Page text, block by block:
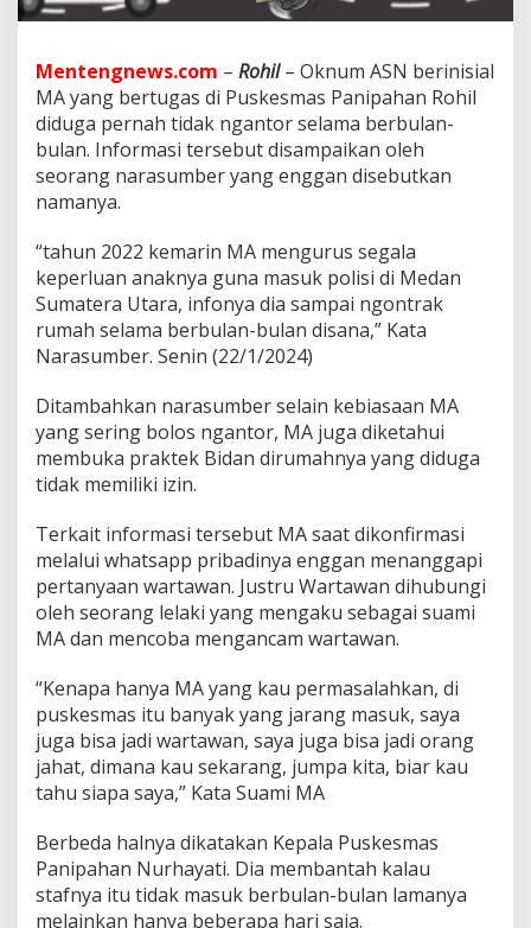
P
n
i
p
a
h
a
h
i
l
S
e
r
n
g
B
s
N
g
n
t
r
Mentengnews.com – Rohil– Oknum ASN berinisial
MA yang bertugas di Puskesmas Panipahan Rohil
diduga pernah tidak ngantor selama berbulan-
bulan. Informasi tersebut disampaikan oleh
seorang narasumber yang enggan disebutkan
namanya.
“tahun 2022 kemarin MA mengurus segala
keperluan anaknya guna masuk polisi di Medan
Sumatera Utara, infonya dia sampai ngontrak
rumah selama berbulan-bulan disana,” Kata
Narasumber. Senin (22/1/2024)
Ditambahkan narasumber selain kebiasaan MA
yang sering bolos ngantor, MA juga diketahui
membuka praktek Bidan dirumahnya yang diduga
tidak memiliki izin.
Terkait informasi tersebut MA saat dikonfirmasi
melalui whatsapp pribadinya enggan menanggapi
pertanyaan wartawan. Justru Wartawan dihubungi
oleh seorang lelaki yang mengaku sebagai suami
MA dan mencoba mengancam wartawan.
“Kenapa hanya MA yang kau permasalahkan, di
puskesmas itu banyak yang jarang masuk, saya
juga bisa jadi wartawan, saya juga bisa jadi orang
jahat, dimana kau sekarang, jumpa kita, biar kau
tahu siapa saya,” Kata Suami MA
Berbeda halnya dikatakan Kepala Puskesmas
Panipahan Nurhayati. Dia membantah kalau
stafnya itu tidak masuk berbulan-bulan lamanya
melainkan hanya beberapa hari saja.